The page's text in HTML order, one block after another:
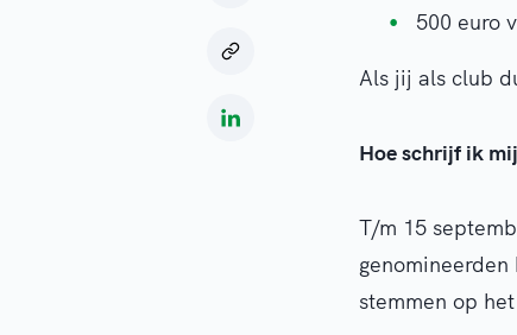
500 euro
Als jij als club
Hoe schrijf ik
T/m 15
stemmen op